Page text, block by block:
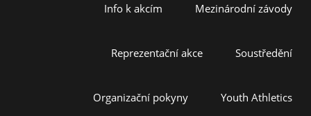
Info k akcím Mezinárodní závody
Reprezentační akce Soustředění
Organizační pokyny Youth Athletics